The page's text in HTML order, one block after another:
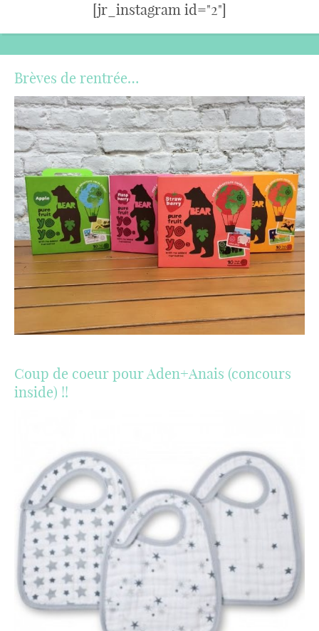
[jr_instagram id="2"]
Brèves de rentrée…
Coup de coeur pour Aden+Anais (concours
inside) !!